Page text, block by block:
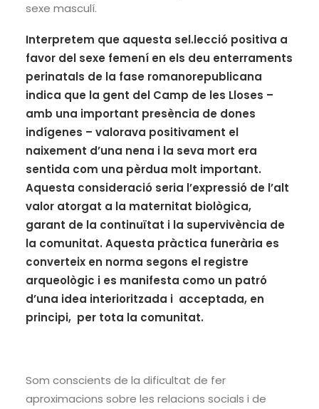
sexe masculí.
Interpretem que aquesta sel.lecció positiva a
favor del sexe femení en els deu enterraments
perinatals de la fase romanorepublicana
indica que la gent del Camp de les Lloses ­­–
amb una important presència de dones
indígenes – valorava positivament el
naixement d’una nena i la seva mort era
sentida com una pèrdua molt important.
Aquesta consideració seria l’expressió de l’alt
valor atorgat a la maternitat biològica,
garant de la continuïtat i la supervivència de
la comunitat. Aquesta pràctica funerària es
converteix en norma segons el registre
arqueològic i es manifesta como un patró
d’una idea interioritzada i acceptada, en
principi, per tota la comunitat.
Som conscients de la dificultat de fer
aproximacions sobre les relacions socials i de